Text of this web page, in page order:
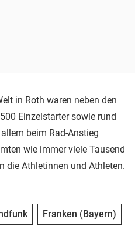
in Roth waren neben den
Einzelstarter sowie rund
beim Rad-Anstieg
wie immer viele Tausend
die Athletinnen und Athleten.
Franken (Bayern)